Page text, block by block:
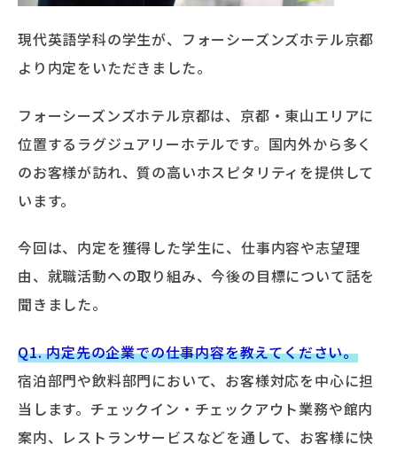
現代英語学科の学生が、フォーシーズンズホテル京都
より内定をいただきました。
フォーシーズンズホテル京都は、京都・東山エリアに
位置するラグジュアリーホテルです。国内外から多く
のお客様が訪れ、質の高いホスピタリティを提供して
います。
今回は、内定を獲得した学生に、仕事内容や志望理
由、就職活動への取り組み、今後の目標について話を
聞きました。
Q1. 内定先の企業での仕事内容を教えてください。
宿泊部門や飲料部門において、お客様対応を中心に担
当します。チェックイン・チェックアウト業務や館内
案内、レストランサービスなどを通して、お客様に快